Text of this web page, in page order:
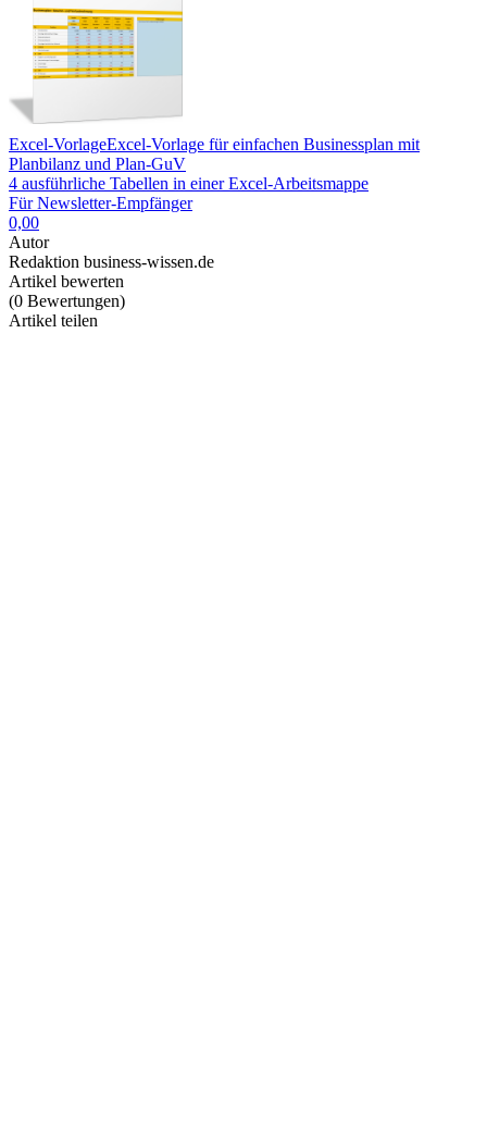
Excel-VorlageExcel-Vorlage für einfachen Businessplan mit
Planbilanz und Plan-GuV
4 ausführliche Tabellen in einer Excel-Arbeitsmappe
Für Newsletter-Empfänger
0,00
Autor
Redaktion business-wissen.de
Artikel bewerten
(0 Bewertungen)
Artikel teilen